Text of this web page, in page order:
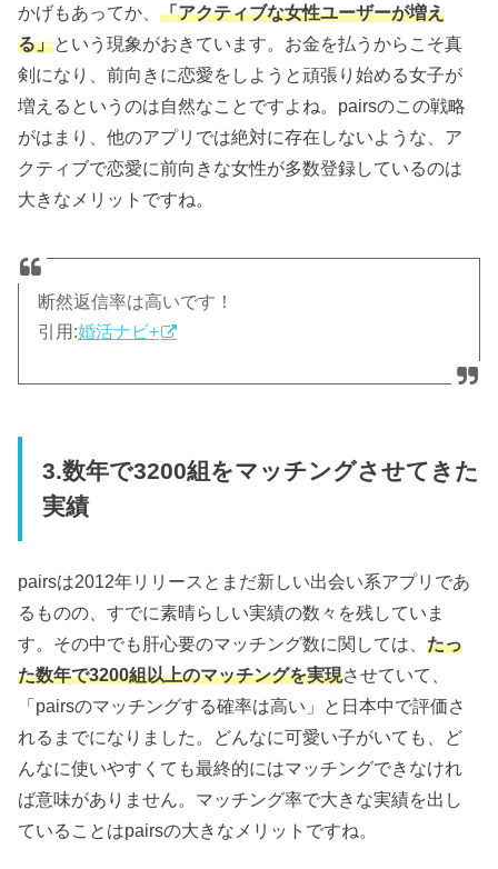
かげもあってか、「アクティブな女性ユーザーが増え
る」という現象がおきています。お金を払うからこそ真
剣になり、前向きに恋愛をしようと頑張り始める女子が
増えるというのは自然なことですよね。pairsのこの戦略
がはまり、他のアプリでは絶対に存在しないような、ア
クティブで恋愛に前向きな女性が多数登録しているのは
大きなメリットですね。
断然返信率は高いです！
引用:婚活ナビ+
3.数年で3200組をマッチングさせてきた
実績
pairsは2012年リリースとまだ新しい出会い系アプリであ
るものの、すでに素晴らしい実績の数々を残していま
す。その中でも肝心要のマッチング数に関しては、たっ
た数年で3200組以上のマッチングを実現させていて、
「pairsのマッチングする確率は高い」と日本中で評価さ
れるまでになりました。どんなに可愛い子がいても、ど
んなに使いやすくても最終的にはマッチングできなけれ
ば意味がありません。マッチング率で大きな実績を出し
ていることはpairsの大きなメリットですね。